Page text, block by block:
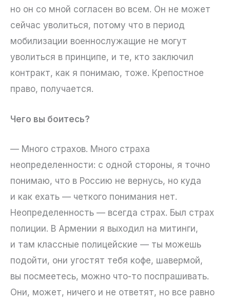
но он со мной согласен во всем. Он не может
сейчас уволиться, потому что в период
мобилизации военнослужащие не могут
уволиться в принципе, и те, кто заключил
контракт, как я понимаю, тоже. Крепостное
право, получается.
Чего вы боитесь?
— Много страхов. Много страха
неопределенности: с одной стороны, я точно
понимаю, что в Россию не вернусь, но куда
и как ехать — четкого понимания нет.
Неопределенность — всегда страх. Был страх
полиции. В Армении я выходил на митинги,
и там классные полицейские — ты можешь
подойти, они угостят тебя кофе, шавермой,
вы посмеетесь, можно что-то поспрашивать.
Они, может, ничего и не ответят, но все равно